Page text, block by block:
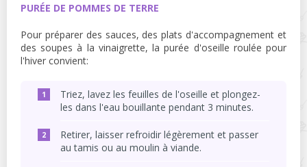
PURÉE DE POMMES DE TERRE
Pour préparer des sauces, des plats d'accompagnement et
des soupes à la vinaigrette, la purée d'oseille roulée pour
l'hiver convient:
Triez, lavez les feuilles de l'oseille et plongez-
les dans l'eau bouillante pendant 3 minutes.
Retirer, laisser refroidir légèrement et passer
au tamis ou au moulin à viande.